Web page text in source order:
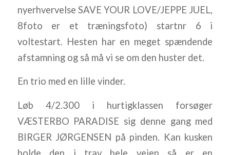
nyerhvervelse SAVE YOUR LOVE/JEPPE JUEL,
8foto er et træningsfoto) startnr 6 i
voltestart. Hesten har en meget spændende
afstamning og så må vi se om den huster det.
En trio med en lille vinder.
Løb 4/2.300 i hurtigklassen forsøger
VÆSTERBO PARADISE sig denne gang med
BIRGER JØRGENSEN på pinden. Kan kusken